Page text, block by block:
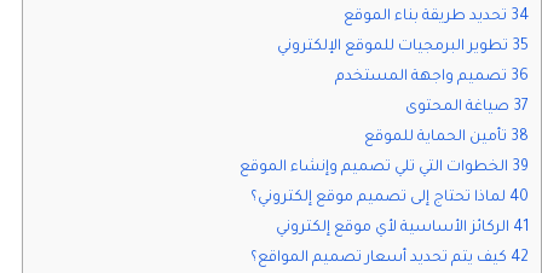
34 تحديد طريقة بناء الموقع
35 تطوير البرمجيات للموقع الإلكتروني
36 تصميم واجهة المستخدم
37 صياغة المحتوى
38 تأمين الحماية للموقع
39 الخطوات التي تلي تصميم وإنشاء الموقع
40 لماذا تحتاج إلى تصميم موقع إلكتروني؟
41 الركائز الأساسية لأي موقع إلكتروني
42 كيف يتم تحديد أسعار تصميم المواقع؟